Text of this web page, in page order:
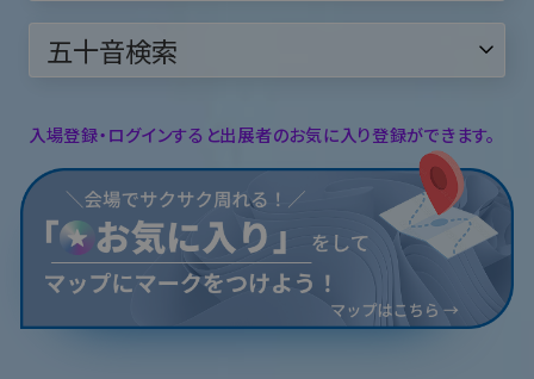
入場登録・ログインすると出展者のお気に入り登録ができます。